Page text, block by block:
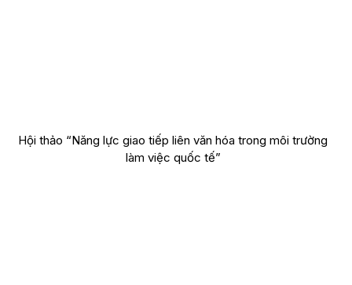
Hội thảo “Năng lực giao tiếp liên văn hóa trong môi trường
làm việc quốc tế”